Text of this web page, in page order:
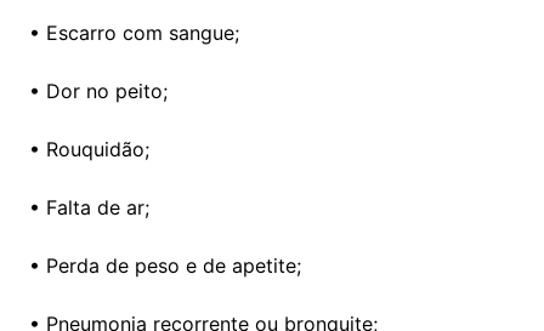
• Escarro com sangue;
• Dor no peito;
• Rouquidão;
• Falta de ar;
• Perda de peso e de apetite;
• Pneumonia recorrente ou bronquite;